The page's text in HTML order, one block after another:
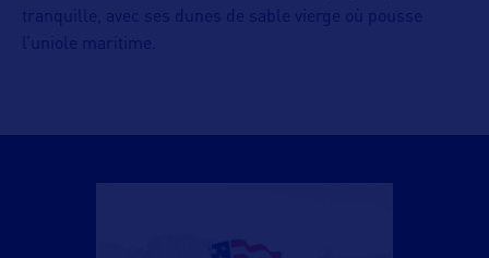
tranquille, avec ses dunes de sable vierge où pousse
l’uniole maritime.